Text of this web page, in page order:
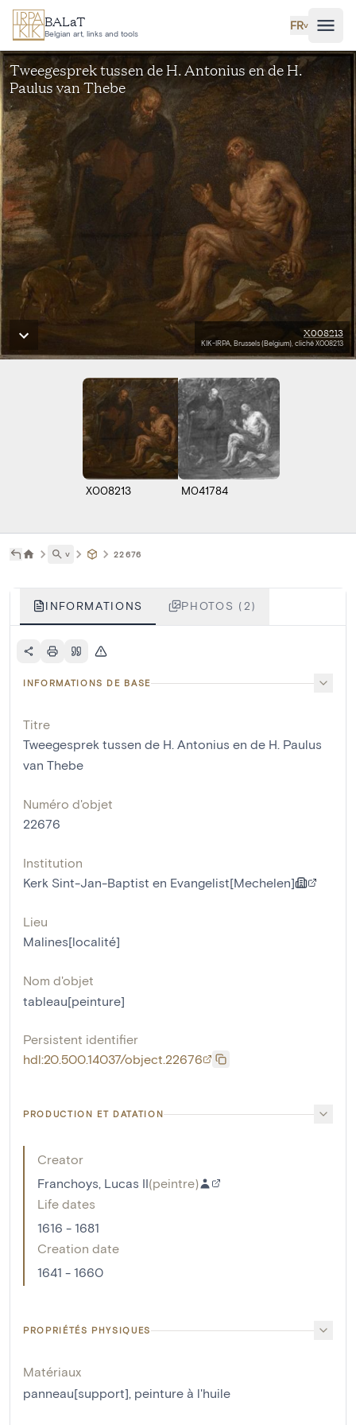
Aller au contenu principal
BALaT
Belgian art, links and tools
FR˅
Tweegesprek tussen de H. Antonius en de H.
Paulus van Thebe
X008213
KIK-IRPA, Brussels (Belgium), cliché X008213
X008213 M041784
˅ 22676
INFORMATIONS PHOTOS (2)
INFORMATIONS DE BASE
Titre
Tweegesprek tussen de H. Antonius en de H. Paulus
van Thebe
Numéro d'objet
22676
Institution
Kerk Sint-Jan-Baptist en Evangelist[Mechelen]
Lieu
Malines[localité]
Nom d'objet
tableau[peinture]
Persistent identifier
hdl:20.500.14037/object.22676
PRODUCTION ET DATATION
Creator
Franchoys, Lucas II(peintre)
Life dates
1616 - 1681
Creation date
1641 - 1660
PROPRIÉTÉS PHYSIQUES
Matériaux
panneau[support], peinture à l'huile